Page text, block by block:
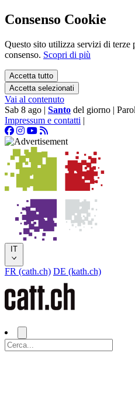
Consenso Cookie
Questo sito utilizza servizi di terze
consenso. Scopri di più
Accetta tutto
Accetta selezionati
Vai al contenuto
Sab 8 ago | Santo del giorno |
Impressum e contatti |
IT
FR (cath.ch) DE (kath.ch)